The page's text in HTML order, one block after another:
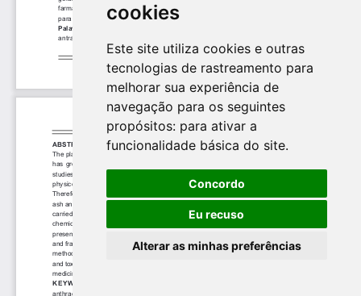
cookies
Este site utiliza cookies e outras
tecnologias de rastreamento para
melhorar sua experiência de
navegação para os seguintes
propósitos: para ativar a
funcionalidade básica do site.
Concordo
Eu recuso
Alterar as minhas preferências